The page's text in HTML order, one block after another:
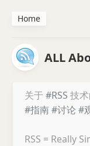
ALL
关于 #RSS 技
#指南#讨论 #
RSS = Really
Home